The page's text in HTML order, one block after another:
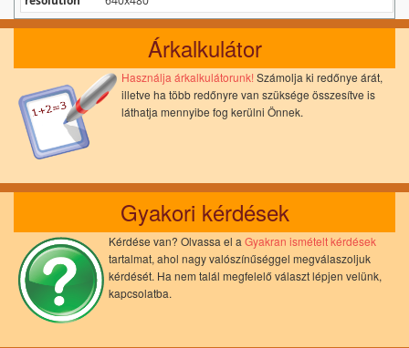
Árkalkulátor
Használja árkalkulátorunk! Számolja ki redőnye árát,
illetve ha több redőnyre van szüksége összesítve is
láthatja mennyibe fog kerülni Önnek.
Gyakori kérdések
Kérdése van? Olvassa el a Gyakran ismételt kérdések
tartalmat, ahol nagy valószínűséggel megválaszoljuk
kérdését. Ha nem talál megfelelő választ lépjen velünk,
kapcsolatba.